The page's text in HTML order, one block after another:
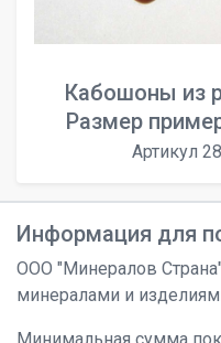
Кабошоны из
Размер
Артикул
Информация для
ООО "Минералов
минералами и